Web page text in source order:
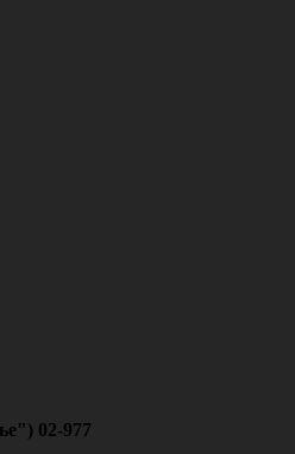
02-977